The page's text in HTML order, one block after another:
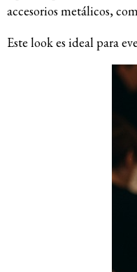
accesorios metálicos,
Este look es ideal para